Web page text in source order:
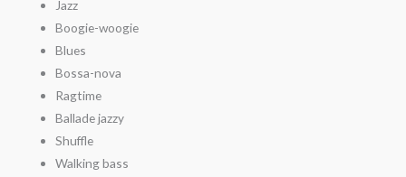
Jazz
Boogie-woogie
Blues
Bossa-nova
Ragtime
Ballade jazzy
Shuffle
Walking bass